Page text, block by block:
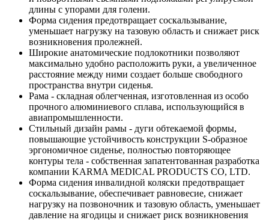
длины с упорами для голени.
Форма сидения предотвращает соскальзывание,
уменьшает нагрузку на тазовую область и снижает риск
возникновения пролежней.
Широкие анатомические подлокотники позволяют
максимально удобно расположить руки, а увеличенное
расстояние между ними создает больше свободного
пространства внутри сиденья.
Рама - складная облегченная, изготовленная из особо
прочного алюминиевого сплава, использующийся в
авиапромышленности.
Стильный дизайн рамы - дуги обтекаемой формы,
повышающие устойчивость конструкции S-образное
эргономичное сиденье, полностью повторяющее
контуры тела - собственная запатентованная разработка
компании KARMA MEDICAL PRODUCTS CO, LTD.
Форма сидения инвалидной коляски предотвращает
соскальзывание, обеспечивает равновесие, снижает
нагрузку на позвоночник и тазовую область, уменьшает
давление на ягодицы и снижает риск возникновения